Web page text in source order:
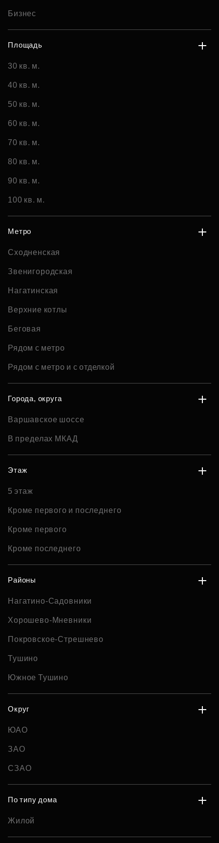
Бизнес
Площадь
30 кв. м.
40 кв. м.
50 кв. м.
60 кв. м.
70 кв. м.
80 кв. м.
90 кв. м.
100 кв. м.
Метро
Сходненская
Звенигородская
Нагатинская
Верхние котлы
Беговая
Рядом с метро
Рядом с метро и с отделкой
Города, округа
Варшавское шоссе
В пределах МКАД
Этаж
5 этаж
Кроме первого и последнего
Кроме первого
Кроме последнего
Районы
Нагатино-Садовники
Хорошево-Мневники
Покровское-Стрешнево
Тушино
Южное Тушино
Округ
ЮАО
ЗАО
СЗАО
По типу дома
Жилой